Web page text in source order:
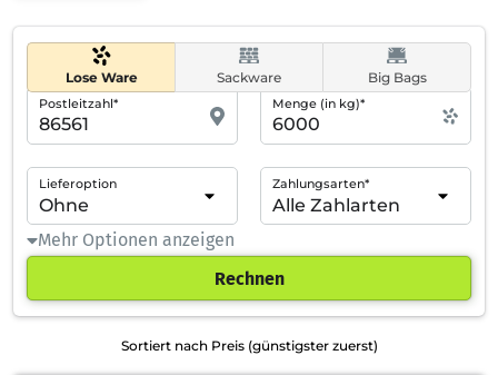
Lose Ware Sackware Big Bags
Postleitzahl* Menge (in kg)*
Lieferoption Zahlungsarten*
Mehr Optionen anzeigen
Rechnen
Sortiert nach Preis (günstigster zuerst)